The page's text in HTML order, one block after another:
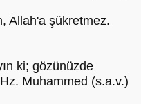
Allah'a şükretmez.
ki; gözünüzde
Muhammed (s.a.v.)